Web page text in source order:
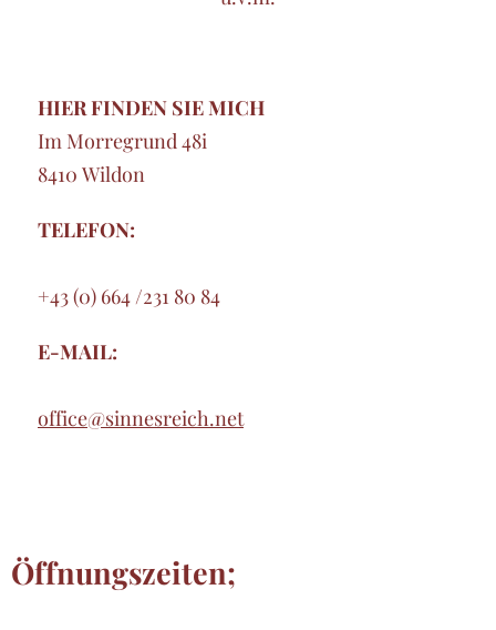
HIER FINDEN SIE MICH
Im Morregrund 48i
8410 Wildon
TELEFON:
+43 (0) 664 /231 80 84
E-MAIL:
office@sinnesreich.net
Öffnungszeiten;